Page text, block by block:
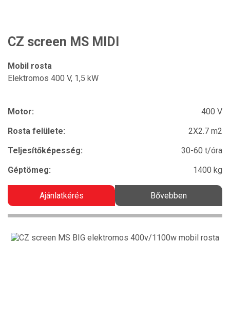
CZ screen MS MIDI
Mobil rosta
Elektromos 400 V, 1,5 kW
Motor:
400 V
Rosta felülete:
2X2.7 m2
Teljesítőképesség:
30-60 t/óra
Géptömeg:
1400 kg
Ajánlatkérés Bővebben